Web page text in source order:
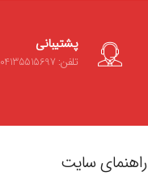
پشتیبانی
تلفن: 04135515697
راهنمای سایت